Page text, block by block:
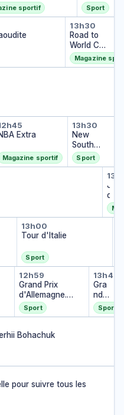
sportif
Arsena
l
Sport
saoudite
Road
13h30
Road to
World Cup
2026
Magazine
FC
/ Vegas
Extra
Extra
Magazine sportif
New
13h30
New
South
Wales
Blues /
Sport
J
o
u
e
e
l
g
e
n
Tour d'Italie
13h00
Tour d'Italie
Sport
Grand Prix
12h59
Grand Prix
d'Allemagne.
MXGP. 1re
course
Sport
13h45
Gra
nd
Prix
d'All
2e
Sport
Jr / Serhii
Bohachuk
pour
pour suivre tous les